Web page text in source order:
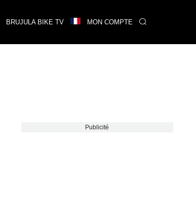
BRUJULA BIKE TV MON COMPTE
Publicité